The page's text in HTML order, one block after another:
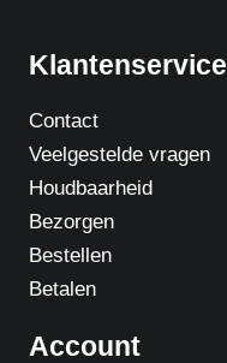
Klantenservice
Contact
Veelgestelde vragen
Houdbaarheid
Bezorgen
Bestellen
Betalen
Account